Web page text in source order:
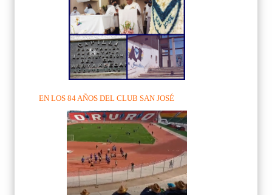
EN LOS 84 AÑOS DEL CLUB SAN JOSÉ